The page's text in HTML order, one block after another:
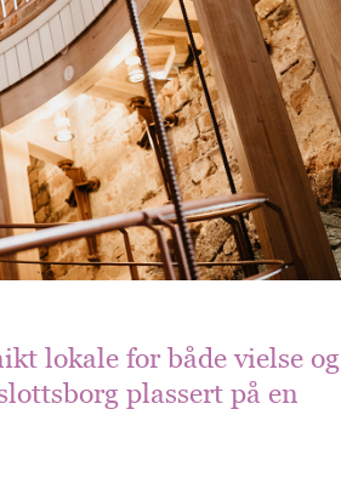
lokale for både vielse og
plassert på en